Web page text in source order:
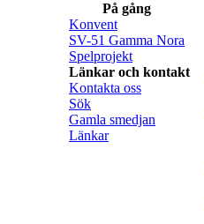
På gång
Konvent
SV-51 Gamma Nora
Spelprojekt
Länkar och kontakt
Kontakta oss
Sök
Gamla smedjan
Länkar